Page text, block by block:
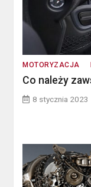
MOTORYZACJA
Co należy
8 stycznia 2023